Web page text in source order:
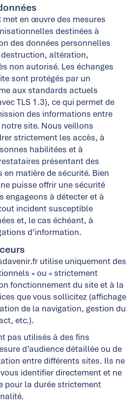
met en œuvre des mesures
destinées à
des données personnelles
altération,
non autorisé. Les échanges
sont protégés par un
aux standards actuels
TLS 1.3), ce qui permet de
des informations entre
site. Nous veillons
strictement les accès, à
habilitées et à
présentant des
en matière de sécurité. Bien
puisse offrir une sécurité
engageons à détecter et à
incident susceptible
et, le cas échéant, à
d’information.
utilise uniquement des
» ou « strictement
fonctionnement du site et à la
que vous sollicitez (affichage
de la navigation, gestion du
etc.).
pas utilisés à des fins
d’audience détaillée ou de
entre différents sites. Ils ne
identifier directement et ne
pour la durée strictement